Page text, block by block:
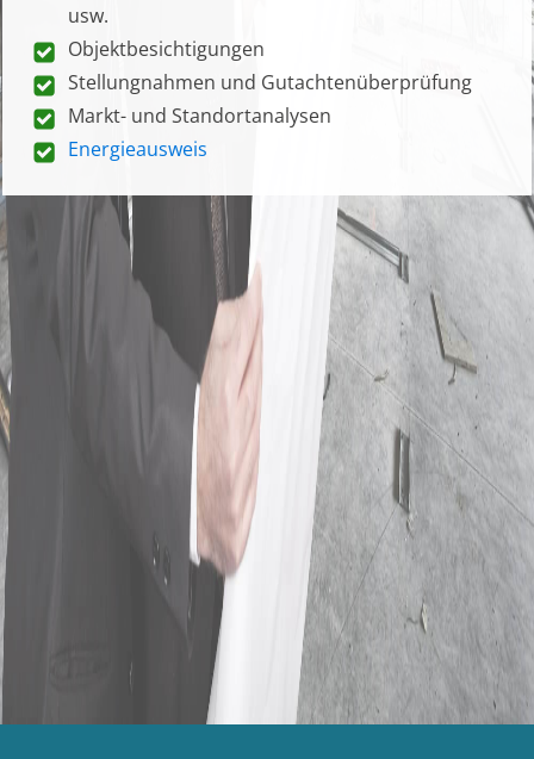
usw.
Objektbesichtigungen
Stellungnahmen und Gutachtenüberprüfung
Markt- und Standortanalysen
Energieausweis